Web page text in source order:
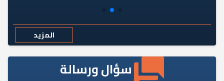
المزيد
سؤال ورسالة